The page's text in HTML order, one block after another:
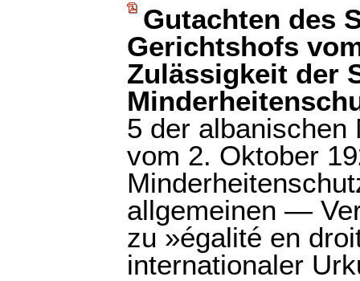
Gutachten des
Gerichtshofs
Zulässigkeit der
5 der albanischen
vom 2. Oktober
allgemeinen —
zu »égalité en
internationaler